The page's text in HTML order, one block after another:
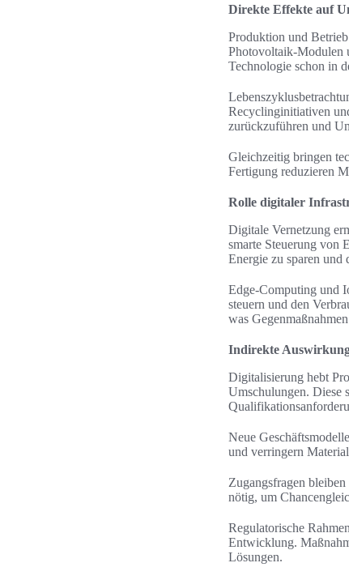
Direkte Effekte auf
Produktion und
Photovoltaik-Modulen
Technologie schon in
Recyclinginitiativen
zurückzuführen und
Gleichzeitig bringen
Fertigung reduzieren
Rolle digitaler
Digitale Vernetzung
smarte Steuerung von
Energie zu sparen
Edge-Computing und
steuern und den
was
Indirekte
Digitalisierung hebt
Umschulungen. Diese
Neue
und verringern
Zugangsfragen
nötig, um
Regulatorische
Entwicklung.
Lösungen.